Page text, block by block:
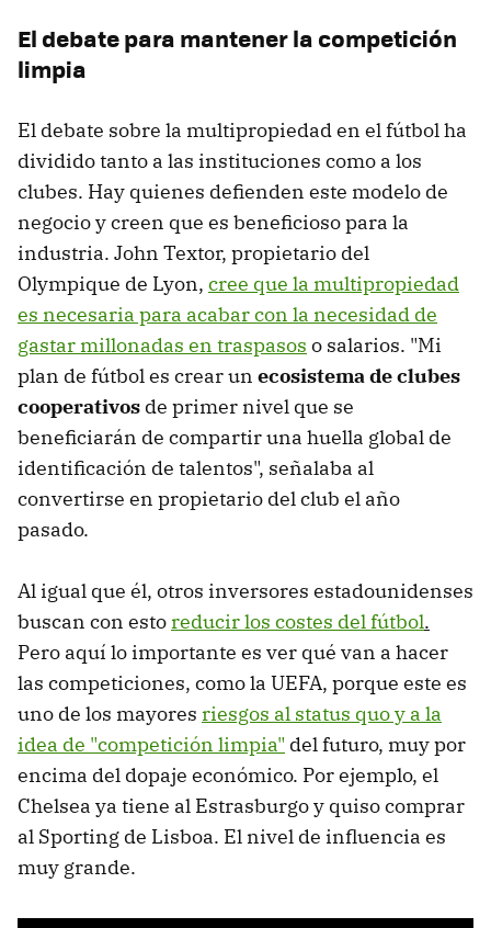
El debate para mantener la competición
limpia
El debate sobre la multipropiedad en el fútbol ha
dividido tanto a las instituciones como a los
clubes. Hay quienes defienden este modelo de
negocio y creen que es beneficioso para la
industria. John Textor, propietario del
Olympique de Lyon, cree que la multipropiedad
es necesaria para acabar con la necesidad de
gastar millonadas en traspasos o salarios. "Mi
plan de fútbol es crear un ecosistema de clubes
cooperativos de primer nivel que se
beneficiarán de compartir una huella global de
identificación de talentos", señalaba al
convertirse en propietario del club el año
pasado.
Al igual que él, otros inversores estadounidenses
buscan con estoreducir los costes del fútbol.
Pero aquí lo importante es ver qué van a hacer
las competiciones, como la UEFA, porque este es
uno de los mayores riesgos al status quo y a la
idea de "competición limpia" del futuro, muy por
encima del dopaje económico. Por ejemplo, el
Chelsea ya tiene al Estrasburgo y quiso comprar
al Sporting de Lisboa. El nivel de influencia es
muy grande.